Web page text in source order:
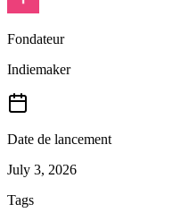
Fondateur
Indiemaker
Date de lancement
July 3, 2026
Tags